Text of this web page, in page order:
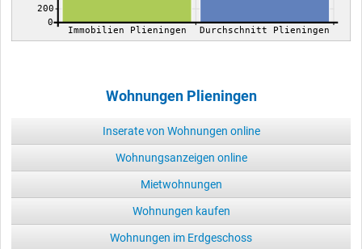
0
200
Immobilien Plieningen Durchschnitt Plieningen
Wohnungen Plieningen
Inserate von Wohnungen online
Wohnungsanzeigen online
Mietwohnungen
Wohnungen kaufen
Wohnungen im Erdgeschoss